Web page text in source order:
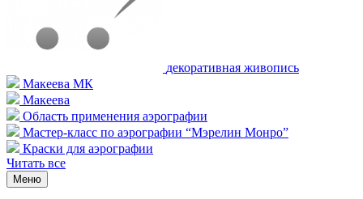
декоративная живопись
Макеева МК
Макеева
Область применения аэрографии
Мастер-класс по аэрографии “Мэрелин Монро”
Краски для аэрографии
Читать все
Меню